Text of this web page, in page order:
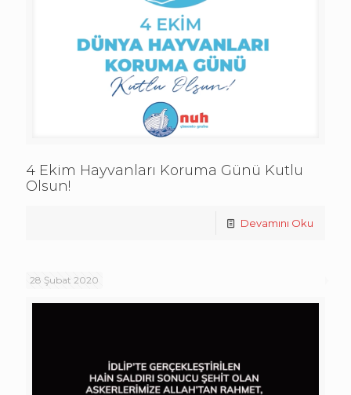
4 Ekim Hayvanları Koruma Günü Kutlu
Olsun!
Devamını Oku
28 Şubat 2020